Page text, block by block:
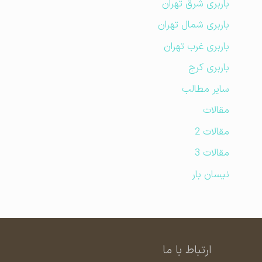
باربری شرق تهران
باربری شمال تهران
باربری غرب تهران
باربری کرج
سایر مطالب
مقالات
مقالات 2
مقالات 3
نیسان بار
ارتباط با ما